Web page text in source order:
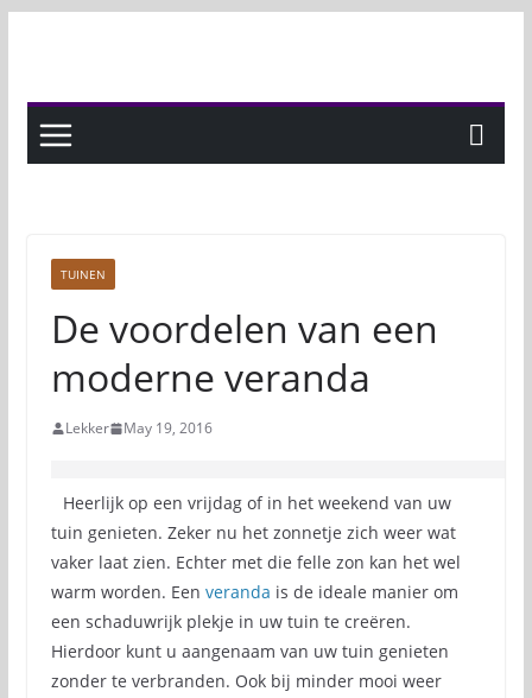
TUINEN
De voordelen van een
moderne veranda
Lekker May 19, 2016
Heerlijk op een vrijdag of in het weekend van uw
tuin genieten. Zeker nu het zonnetje zich weer wat
vaker laat zien. Echter met die felle zon kan het wel
warm worden. Een veranda is de ideale manier om
een schaduwrijk plekje in uw tuin te creëren.
Hierdoor kunt u aangenaam van uw tuin genieten
zonder te verbranden. Ook bij minder mooi weer